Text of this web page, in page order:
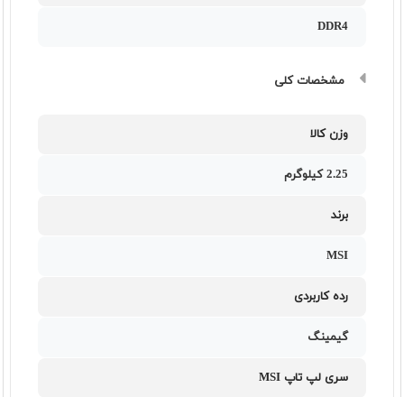
DDR4
مشخصات کلی
وزن کالا
2.25 کیلوگرم
برند
MSI
رده کاربردی
گیمینگ
سری لپ تاپ MSI